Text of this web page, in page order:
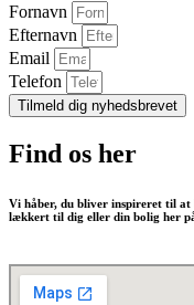
Fornavn
Efternavn
Email
Telefon
Tilmeld dig nyhedsbrevet
Find os her
Vi håber, du bliver inspireret til at
lækkert til dig eller din bolig her